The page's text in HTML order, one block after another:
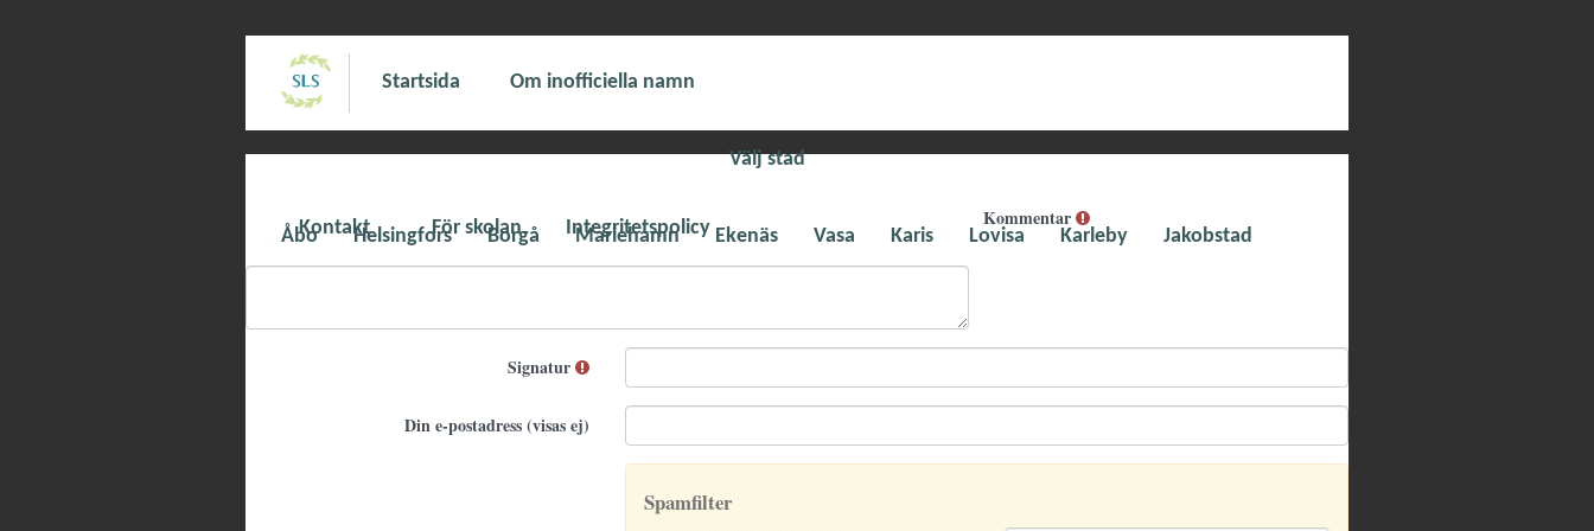
Startsida Om inofficiella namn
Välj stad
Åbo Helsingfors Borgå Mariehamn Ekenäs Vasa Karis Lovisa Karleby Jakobstad
Kontakt För skolan Integritetspolicy Kommentar
Signatur
Din e-postadress (visas ej)
Spamfilter